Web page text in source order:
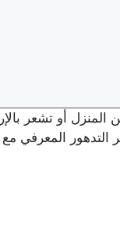
أو تشعر
التدهور المعرفي